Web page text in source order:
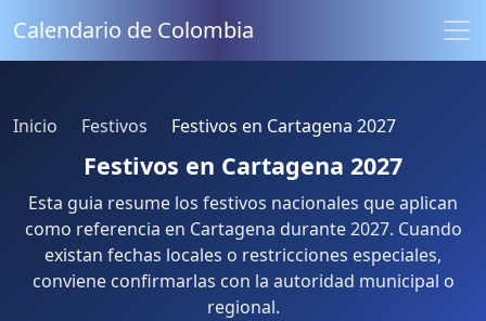
Calendario de Colombia
Inicio Festivos Festivos en Cartagena 2027
Festivos en Cartagena 2027
Esta guia resume los festivos nacionales que aplican
como referencia en Cartagena durante 2027. Cuando
existan fechas locales o restricciones especiales,
conviene confirmarlas con la autoridad municipal o
regional.